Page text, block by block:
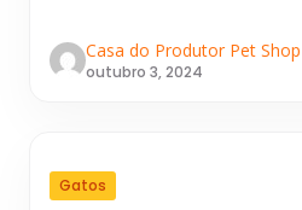
Casa do Produtor Pet Shop
outubro 3, 2024
Gatos